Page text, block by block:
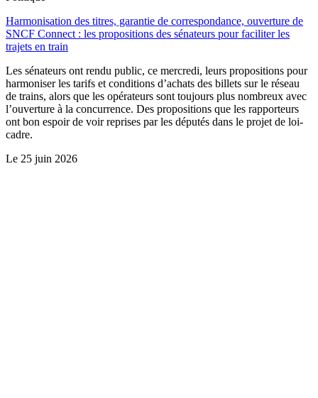
Harmonisation des titres, garantie de correspondance, ouverture de
SNCF Connect : les propositions des sénateurs pour faciliter les
trajets en train
Les sénateurs ont rendu public, ce mercredi, leurs propositions pour
harmoniser les tarifs et conditions d’achats des billets sur le réseau
de trains, alors que les opérateurs sont toujours plus nombreux avec
l’ouverture à la concurrence. Des propositions que les rapporteurs
ont bon espoir de voir reprises par les députés dans le projet de loi-
cadre.
Le 25 juin 2026